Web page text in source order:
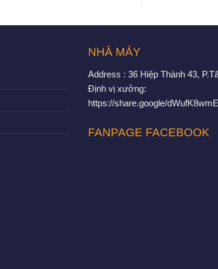
NHÀ MÁY
Address : 36 Hiệp Thành 43,
Định vị xưởng:
https://share.google/
FANPAGE FACEBOOK